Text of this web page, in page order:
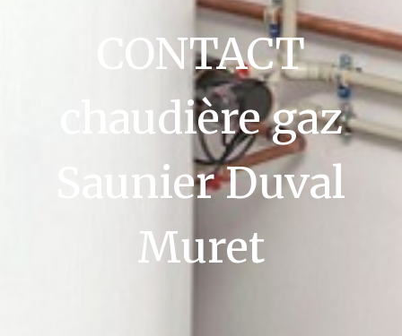
CONTACT
chaudière gaz
Saunier Duval
Muret